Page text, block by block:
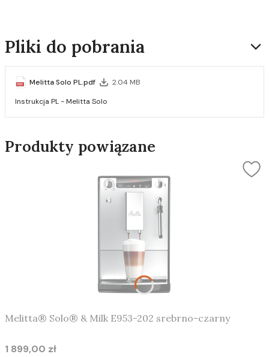
Pliki do pobrania
Melitta Solo PL.pdf
2.04 MB
Instrukcja PL - Melitta Solo
Produkty powiązane
Melitta® Solo® & Milk E953-202 srebrno-czarny
Cena
1 899,00 zł